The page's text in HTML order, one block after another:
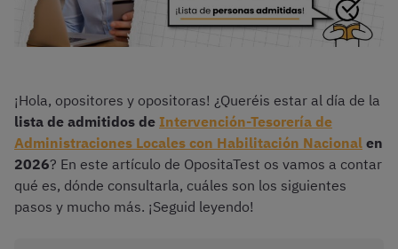
¡Hola, opositores y opositoras! ¿Queréis estar al día de la
lista de admitidos de Intervención-Tesorería de
Administraciones Locales con Habilitación Nacional en
2026? En este artículo de OpositaTest os vamos a contar
qué es, dónde consultarla, cuáles son los siguientes
pasos y mucho más. ¡Seguid leyendo!